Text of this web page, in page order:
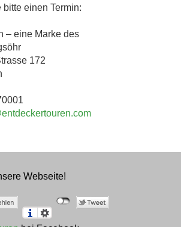
einen Termin:
– eine Marke des
172
Webseite!